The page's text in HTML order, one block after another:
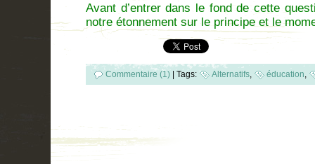
Avant d’entrer dans le fond de cette
notre étonnement sur le principe et le
Commentaire (1) | Tags: Alternatifs éducation